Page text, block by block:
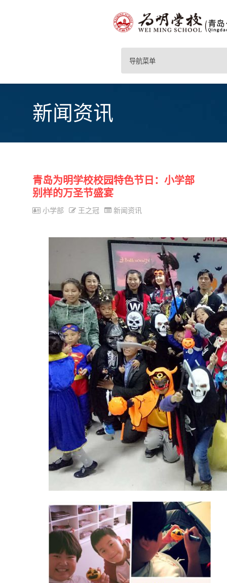
导航菜单
新闻资讯
青岛为明学校校园特色节日：小学部
别样的万圣节盛宴
小学部 王之冠 新闻资讯